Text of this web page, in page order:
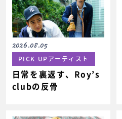
2026.08.05
PICK UPアーティスト
日常を裏返す、Roy’s
clubの反骨